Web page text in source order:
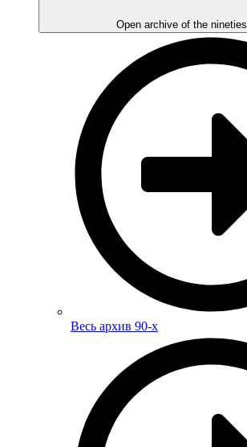
Open archive of the nineties
Весь архив 90-х